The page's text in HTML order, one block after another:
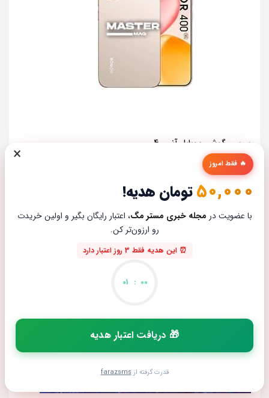
بررسی گوشی موبایل آنر 400
محمد جواد صمدانی × 🔥 فقط امروز
50,000تومان هدیه!
با عضویت در مجله خبری مستر مگ، اعتبار رایگان بگیر و اولین خریدت
رو ارزون‌تر کن.
⏰ این هدیه فقط 3 روز اعتبار دارد
00
:
01
🎁 دریافت اعتبار هدیه
قدرت گرفته ازfarazsms